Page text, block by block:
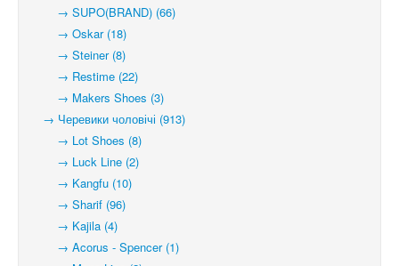
→ SUPO(BRAND) (66)
→ Oskar (18)
→ Steiner (8)
→ Restime (22)
→ Makers Shoes (3)
→ Черевики чоловічі (913)
→ Lot Shoes (8)
→ Luck Line (2)
→ Kangfu (10)
→ Sharif (96)
→ Kajila (4)
→ Acorus - Spencer (1)